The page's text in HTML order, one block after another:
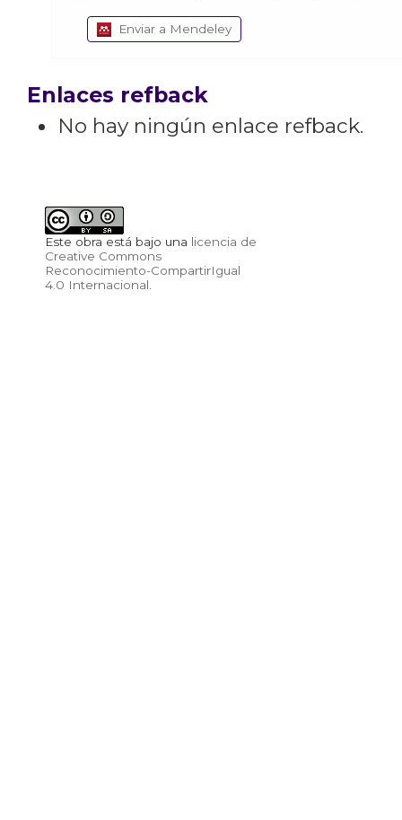
Enviar a Mendeley
Enlaces refback
No hay ningún enlace refback.
Este obra está bajo una licencia de
Creative Commons
Reconocimiento-CompartirIgual
4.0 Internacional